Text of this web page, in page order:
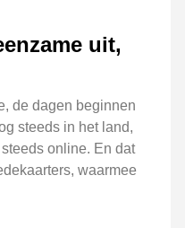
uit,
de dagen beginnen
steeds in het land,
online. En dat
waarmee